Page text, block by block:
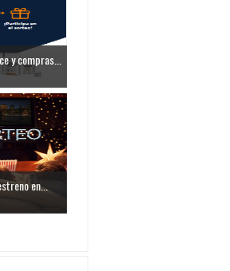
y compras...
en...